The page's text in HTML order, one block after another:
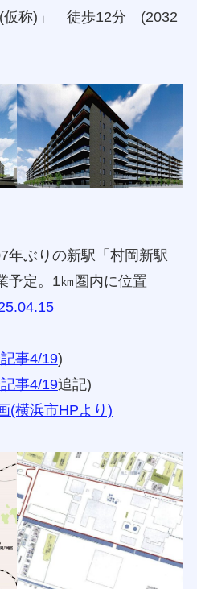
(仮称)」 徒歩12分 (2032
年ぶりの新駅「村岡新駅
予定。1㎞圏内に位置
事4/19)
事4/19追記)
(横浜市HPより)